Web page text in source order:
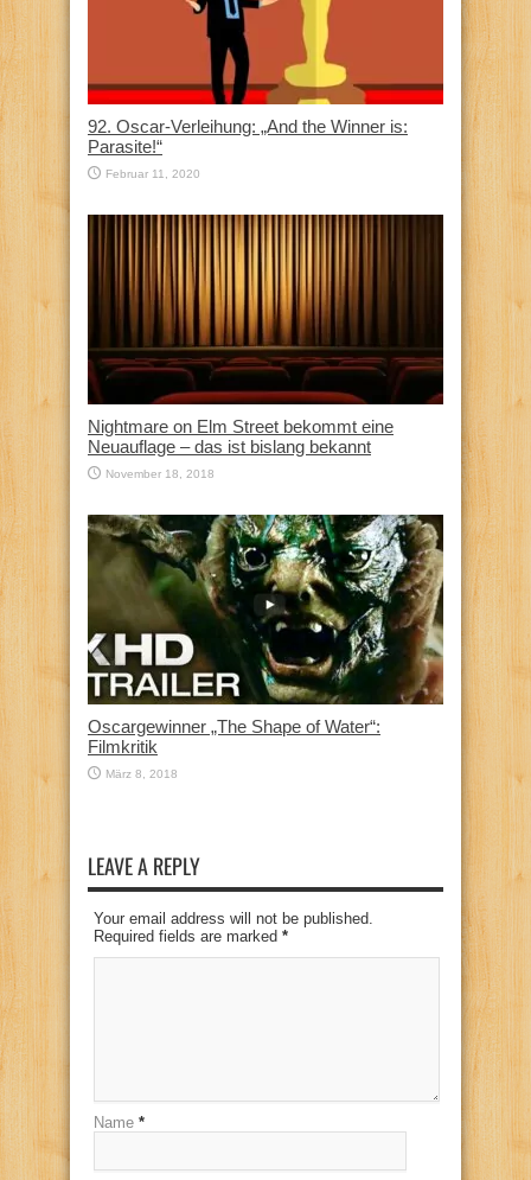
92. Oscar-Verleihung: „And the Winner is:
Parasite!“
Februar 11, 2020
Nightmare on Elm Street bekommt eine
Neuauflage – das ist bislang bekannt
November 18, 2018
Oscargewinner „The Shape of Water“:
Filmkritik
März 8, 2018
LEAVE A REPLY
Your email address will not be published.
Required fields are marked *
Name *